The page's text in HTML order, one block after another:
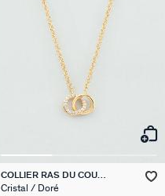
COLLIER RAS DU COU
RONDOU
Cristal / Doré